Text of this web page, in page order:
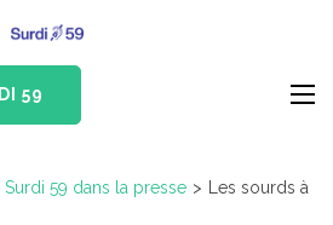
Malentendants du Nord
59
Surdi 59 dans la presse > Les sourds à